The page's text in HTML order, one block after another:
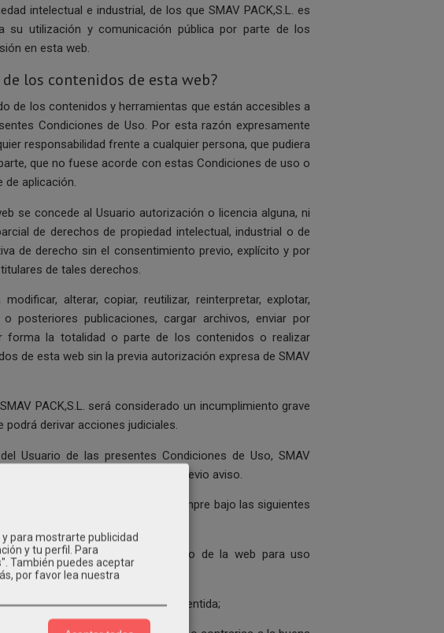
intelectual e industrial, de los que SMAV PACK,S.L. es
su utilización y comunicación pública por parte de los
en esta web.
los contenidos de esta web?
de los contenidos y herramientas que están accesibles a
Condiciones de Uso. Por esta razón expresamente
responsabilidad frente a cualquier persona, que pudiera
que no fuese acorde con estas Condiciones de uso o
de aplicación.
se concede al Usuario autorización o licencia alguna, ni
de derechos de propiedad intelectual, industrial o de
de derecho sin el consentimiento previo, explícito y por
de tales derechos.
alterar, copiar, reutilizar, reinterpretar, explotar,
posteriores publicaciones, cargar archivos, enviar por
forma la totalidad o parte de los contenidos o realizar
de esta web sin la previa autorización expresa de SMAV
PACK,S.L. será considerado un incumplimiento grave
derivar acciones judiciales.
Usuario de las presentes Condiciones de Uso, SMAV
a este sitio web sin necesidad de previo aviso.
el Contenido del sitio web siempre bajo las siguientes
no incluyendo el contenido de la web para uso
de SMAV PACK,S.L.;
solicitada o expresamente consentida;
para mostrarte publicidad
y tu perfil. Para
También puedes aceptar
por favor lea nuestra